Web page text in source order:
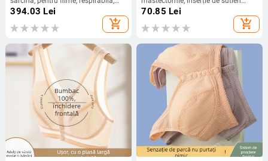
invizibilă, fără urme, material din
394.03 Lei
add_shopping_cart
respirabilă, invizibilă sub haine
70.85 Lei
add_shopping_cart